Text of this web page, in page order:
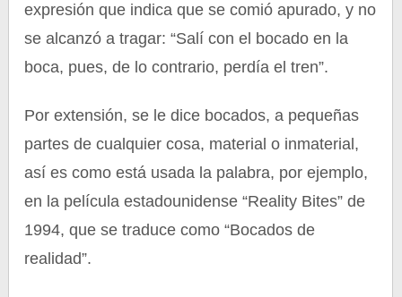
expresión que indica que se comió apurado, y no
se alcanzó a tragar: “Salí con el bocado en la
boca, pues, de lo contrario, perdía el tren”.
Por extensión, se le dice bocados, a pequeñas
partes de cualquier cosa, material o inmaterial,
así es como está usada la palabra, por ejemplo,
en la película estadounidense “Reality Bites” de
1994, que se traduce como “Bocados de
realidad”.